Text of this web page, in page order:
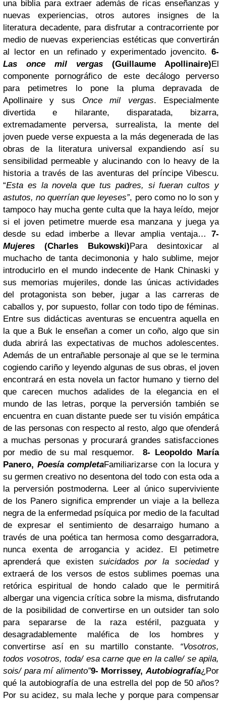
una biblia para extraer además de ricas enseñanzas y
nuevas experiencias, otros autores insignes de la
literatura decadente, para disfrutar a contracorriente por
medio de nuevas experiencias estéticas que convertirán
al lector en un refinado y experimentado jovencito. 6-
Las once mil vergas (Guillaume Apollinaire)El
componente pornográfico de este decálogo perverso
para petimetres lo pone la pluma depravada de
Apollinaire y sus Once mil vergas. Especialmente
divertida e hilarante, disparatada, bizarra,
extremadamente perversa, surrealista, la mente del
joven puede verse expuesta a la más degenerada de las
obras de la literatura universal expandiendo así su
sensibilidad permeable y alucinando con lo heavy de la
historia a través de las aventuras del príncipe Vibescu.
“Esta es la novela que tus padres, si fueran cultos y
astutos, no querrían que leyeses”, pero como no lo son y
tampoco hay mucha gente culta que la haya leído, mejor
si el joven petimetre muerde esa manzana y juega ya
desde su edad imberbe a llevar amplia ventaja… 7-
Mujeres (Charles Bukowski)Para desintoxicar al
muchacho de tanta decimononia y halo sublime, mejor
introducirlo en el mundo indecente de Hank Chinaski y
sus memorias mujeriles, donde las únicas actividades
del protagonista son beber, jugar a las carreras de
caballos y, por supuesto, follar con todo tipo de féminas.
Entre sus didácticas aventuras se encuentra aquella en
la que a Buk le enseñan a comer un coño, algo que sin
duda abrirá las expectativas de muchos adolescentes.
Además de un entrañable personaje al que se le termina
cogiendo cariño y leyendo algunas de sus obras, el joven
encontrará en esta novela un factor humano y tierno del
que carecen muchos adalides de la elegancia en el
mundo de las letras, porque la perversión también se
encuentra en cuan distante puede ser tu visión empática
de las personas con respecto al resto, algo que ofenderá
a muchas personas y procurará grandes satisfacciones
por medio de su mal resquemor.8- Leopoldo María
Panero, Poesía completaFamiliarizarse con la locura y
su germen creativo no desentona del todo con esta oda a
la perversión postmoderna. Leer al único superviviente
de los Panero significa emprender un viaje a la belleza
negra de la enfermedad psíquica por medio de la facultad
de expresar el sentimiento de desarraigo humano a
través de una poética tan hermosa como desgarradora,
nunca exenta de arrogancia y acidez. El petimetre
aprenderá que existen suicidados por la sociedady
extraerá de los versos de estos sublimes poemas una
retórica espiritual de hondo calado que le permitirá
albergar una vigencia crítica sobre la misma, disfrutando
de la posibilidad de convertirse en un outsider tan solo
para separarse de la raza estéril, pazguata y
desagradablemente maléfica de los hombres y
convertirse así en su martillo constante. “Vosotros,
todos vosotros, toda/ esa carne que en la calle/ se apila,
sois/ para mí alimento”9- Morrissey,Autobiografía¿Por
qué la autobiografía de una estrella del pop de 50 años?
Por su acidez, su mala leche y porque para compensar